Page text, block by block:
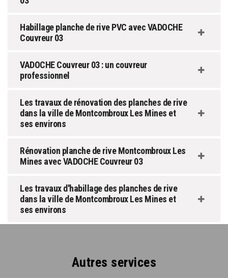
Habillage planche de rive PVC avec VADOCHE
Couvreur 03
VADOCHE Couvreur 03 : un couvreur
professionnel
Les travaux de rénovation des planches de rive
dans la ville de Montcombroux Les Mines et
ses environs
Rénovation planche de rive Montcombroux Les
Mines avec VADOCHE Couvreur 03
Les travaux d'habillage des planches de rive
dans la ville de Montcombroux Les Mines et
ses environs
Autres services